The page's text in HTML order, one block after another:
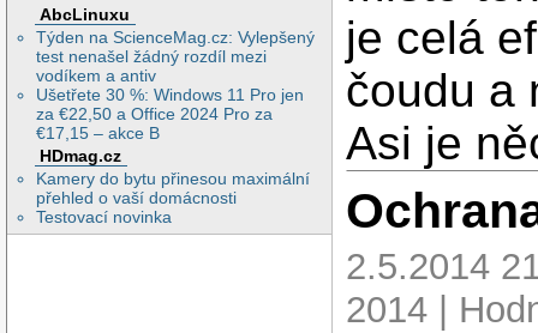
AbcLinuxu
Týden na ScienceMag.cz: Vylepšený
test nenašel žádný rozdíl mezi
vodíkem a antiv
Ušetřete 30 %: Windows 11 Pro jen
za €22,50 a Office 2024 Pro za
€17,15 – akce B
HDmag.cz
Kamery do bytu přinesou maximální
přehled o vaší domácnosti
Testovací novinka
je celá
čoudu a
Asi je
2.5.2014
2014 |